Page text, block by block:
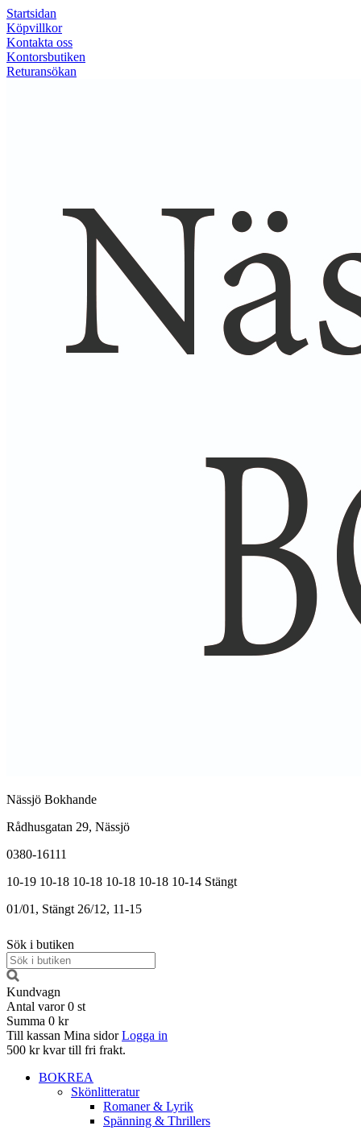
Startsidan
Köpvillkor
Kontakta oss
Kontorsbutiken
Returansökan
Nässjö Bokhande
Rådhusgatan 29, Nässjö
0380-16111
10-19 10-18 10-18 10-18 10-18 10-14 Stängt
01/01, Stängt 26/12, 11-15
Sök i butiken
Kundvagn
Antal varor 0 st
Summa 0 kr
Till kassan Mina sidor Logga in
500 kr kvar till fri frakt.
BOKREA
Skönlitteratur
Romaner & Lyrik
Spänning & Thrillers